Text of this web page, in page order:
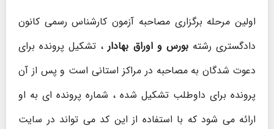
اولین مرحله برگزاری مصاحبه آزمون کارشناس رسمی کانون
دادگستری رشتهبورس و اوراق بهادار ، تشکیل پرونده برای
دعوت شدگان به مصاحبه در مراکز استانی است و پس از آن
پرونده برای داوطلب تشکیل شده ، شماره پرونده ای به او
ارائه می شود که با استفاده از این کد می تواند در سایت